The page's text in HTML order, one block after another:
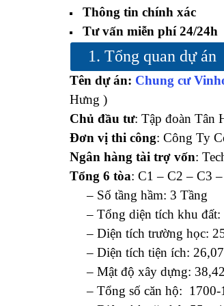
Thông tin chính xác
Tư vấn miễn phí 24/24h
1. Tổng quan dự án
Tên dự án: Chung cư
Hưng )
Chủ đầu tư: Tập đoàn Tân
Đơn vị thi công: Công Ty
Ngân hàng tài trợ vốn:
Tổng 6 tòa: C1 – C2 – C3
– Số tầng hầm: 3 Tầng
– Tổng diện tích khu đất:
– Diện tích trường học:
– Diện tích tiện ích:
– Mật độ xây dựng:
– Tổng số căn hộ: 1700-